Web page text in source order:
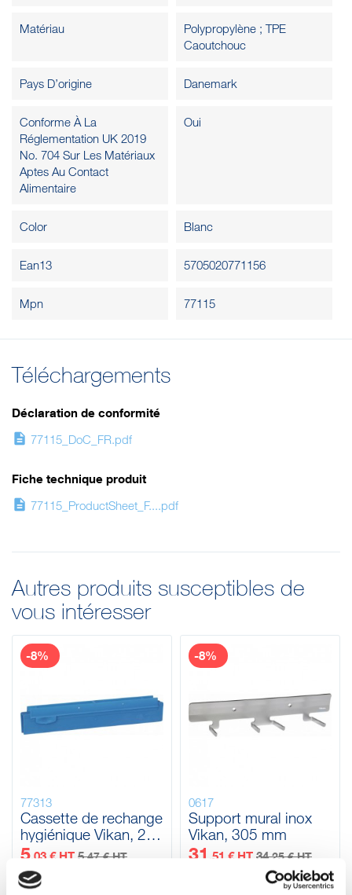
Matériau
Polypropylène ; TPE
Caoutchouc
Pays D’origine Danemark
Conforme À La
Réglementation UK 2019
No. 704 Sur Les Matériaux
Aptes Au Contact
Alimentaire
Oui
Color Blanc
Ean13 5705020771156
Mpn 77115
Téléchargements
Déclaration de conformité
description 77115_DoC_FR.pdf
Fiche technique produit
description 77115_ProductSheet_F....pdf
Autres produits susceptibles de
vous intéresser
77313
Cassette de rechange
hygiénique Vikan, 250
mm
5 ,03 € HT 5,47 € HT
6,04 € TTC
-8%
0617
Support mural inox
Vikan, 305 mm
31 ,51 € HT 34,25 € HT
,10 € TTC
-8%